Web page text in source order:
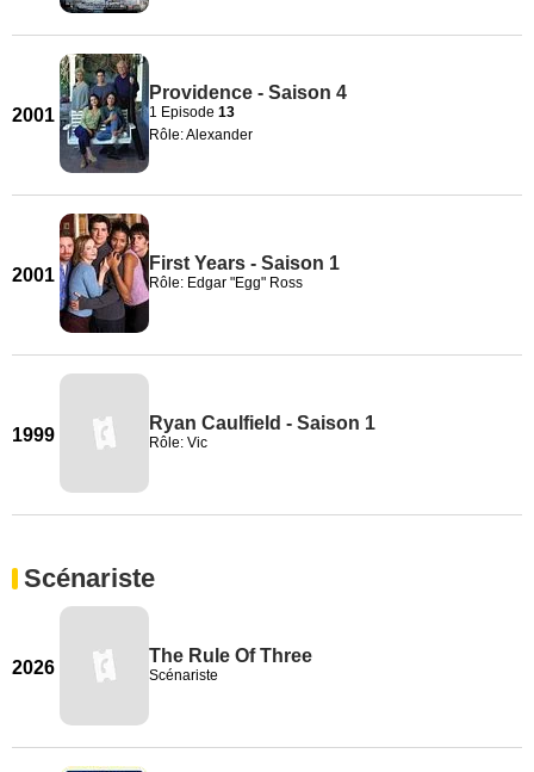
2001
Providence - Saison 4
1 Episode 13
Rôle: Alexander
2001
First Years - Saison 1
Rôle: Edgar "Egg" Ross
1999
Ryan Caulfield - Saison 1
Rôle: Vic
Scénariste
2026
The Rule Of Three
Scénariste